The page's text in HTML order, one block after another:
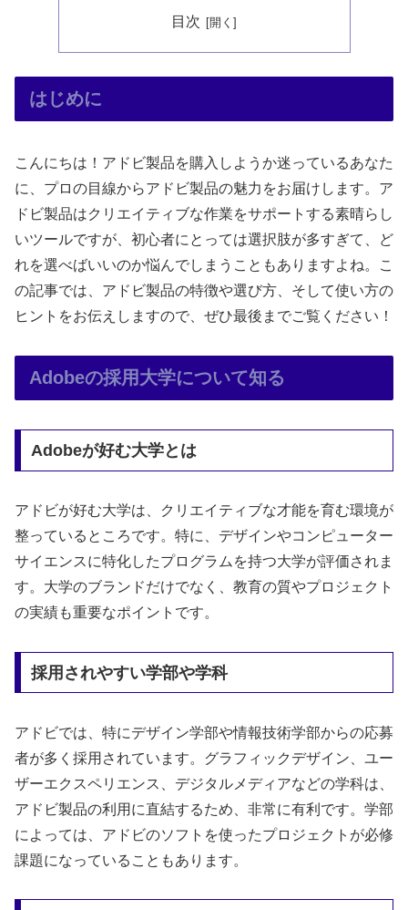
目次
はじめに
こんにちは！アドビ製品を購入しようか迷っているあなた
に、プロの目線からアドビ製品の魅力をお届けします。ア
ドビ製品はクリエイティブな作業をサポートする素晴らし
いツールですが、初心者にとっては選択肢が多すぎて、ど
れを選べばいいのか悩んでしまうこともありますよね。こ
の記事では、アドビ製品の特徴や選び方、そして使い方の
ヒントをお伝えしますので、ぜひ最後までご覧ください！
Adobeの採用大学について知る
Adobeが好む大学とは
アドビが好む大学は、クリエイティブな才能を育む環境が
整っているところです。特に、デザインやコンピューター
サイエンスに特化したプログラムを持つ大学が評価されま
す。大学のブランドだけでなく、教育の質やプロジェクト
の実績も重要なポイントです。
採用されやすい学部や学科
アドビでは、特にデザイン学部や情報技術学部からの応募
者が多く採用されています。グラフィックデザイン、ユー
ザーエクスペリエンス、デジタルメディアなどの学科は、
アドビ製品の利用に直結するため、非常に有利です。学部
によっては、アドビのソフトを使ったプロジェクトが必修
課題になっていることもあります。